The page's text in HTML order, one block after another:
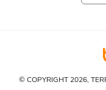
© COPYRIGHT 2026,